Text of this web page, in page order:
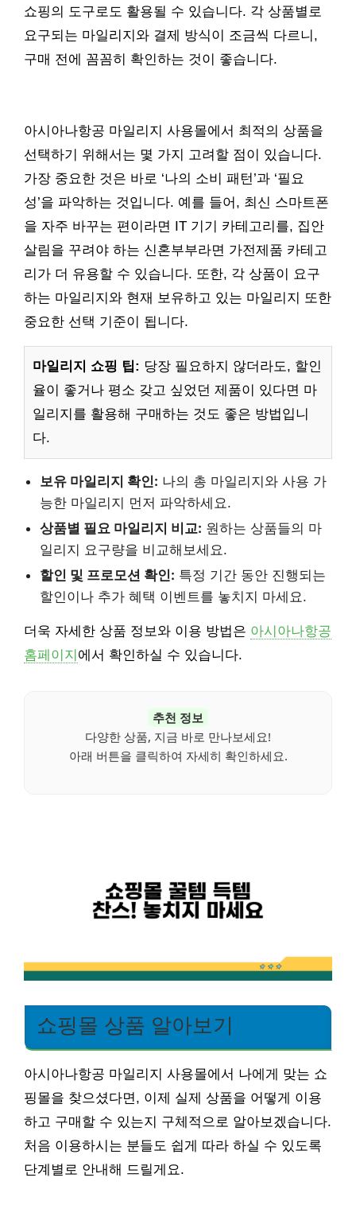
쇼핑의 도구로도 활용될 수 있습니다. 각 상품별로
요구되는 마일리지와 결제 방식이 조금씩 다르니,
구매 전에 꼼꼼히 확인하는 것이 좋습니다.
아시아나항공 마일리지 사용몰에서 최적의 상품을
선택하기 위해서는 몇 가지 고려할 점이 있습니다.
가장 중요한 것은 바로 ‘나의 소비 패턴’과 ‘필요
성’을 파악하는 것입니다. 예를 들어, 최신 스마트폰
을 자주 바꾸는 편이라면 IT 기기 카테고리를, 집안
살림을 꾸려야 하는 신혼부부라면 가전제품 카테고
리가 더 유용할 수 있습니다. 또한, 각 상품이 요구
하는 마일리지와 현재 보유하고 있는 마일리지 또한
중요한 선택 기준이 됩니다.
마일리지 쇼핑 팁: 당장 필요하지 않더라도, 할인
율이 좋거나 평소 갖고 싶었던 제품이 있다면 마
일리지를 활용해 구매하는 것도 좋은 방법입니
다.
보유 마일리지 확인: 나의 총 마일리지와 사용 가
능한 마일리지 먼저 파악하세요.
상품별 필요 마일리지 비교: 원하는 상품들의 마
일리지 요구량을 비교해보세요.
할인 및 프로모션 확인: 특정 기간 동안 진행되는
할인이나 추가 혜택 이벤트를 놓치지 마세요.
더욱 자세한 상품 정보와 이용 방법은 아시아나항공
홈페이지 에서 확인하실 수 있습니다.
추천 정보
다양한 상품, 지금 바로 만나보세요!
아래 버튼을 클릭하여 자세히 확인하세요.
쇼핑몰 상품 알아보기
아시아나항공 마일리지 사용몰에서 나에게 맞는 쇼
핑몰을 찾으셨다면, 이제 실제 상품을 어떻게 이용
하고 구매할 수 있는지 구체적으로 알아보겠습니다.
처음 이용하시는 분들도 쉽게 따라 하실 수 있도록
단계별로 안내해 드릴게요.